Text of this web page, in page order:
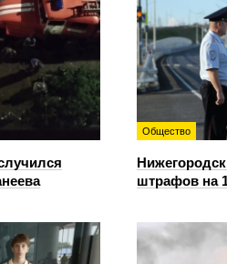
Общество
штрафов на